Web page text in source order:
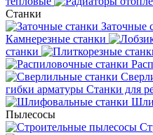
Станки
Заточные
Камнерезные станки
станки
гибки арматуры Станки для
Пылесосы